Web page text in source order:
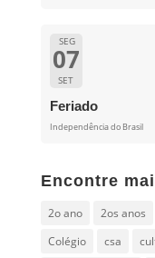
SEG
07
SET
Feriado
Independência do Brasil
Encontre
2o ano 2os anos
Colégio
csa